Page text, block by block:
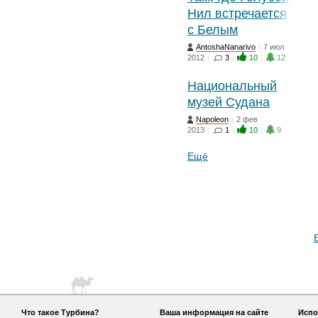
Нил встречается
с Белым
AntoshaNanarivo | 7 июл
2012 | 3 | 10 | 12
Национальный
музей Судана
Napoleon | 2 фев
2013 | 1 | 10 | 9
Ещё
Что такое Турбина? Ваша информация на сайте